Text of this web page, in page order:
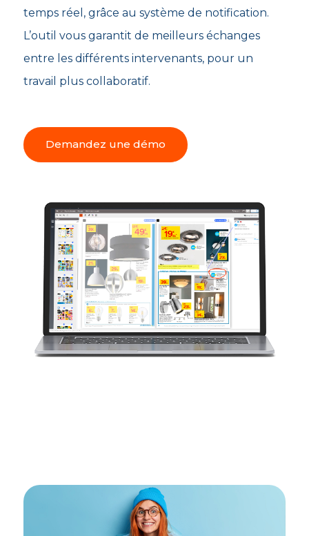
temps réel, grâce au système de notification.
L’outil vous garantit de meilleurs échanges
entre les différents intervenants, pour un
travail plus collaboratif.
Demandez une démo